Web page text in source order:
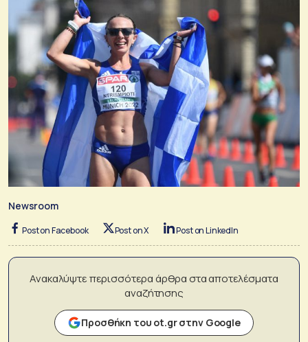
Newsroom
Post on Facebook Post on X Post on LinkedIn
Ανακαλύψτε περισσότερα άρθρα στα αποτελέσματα
αναζήτησης
Προσθήκη του ot.gr στην Google